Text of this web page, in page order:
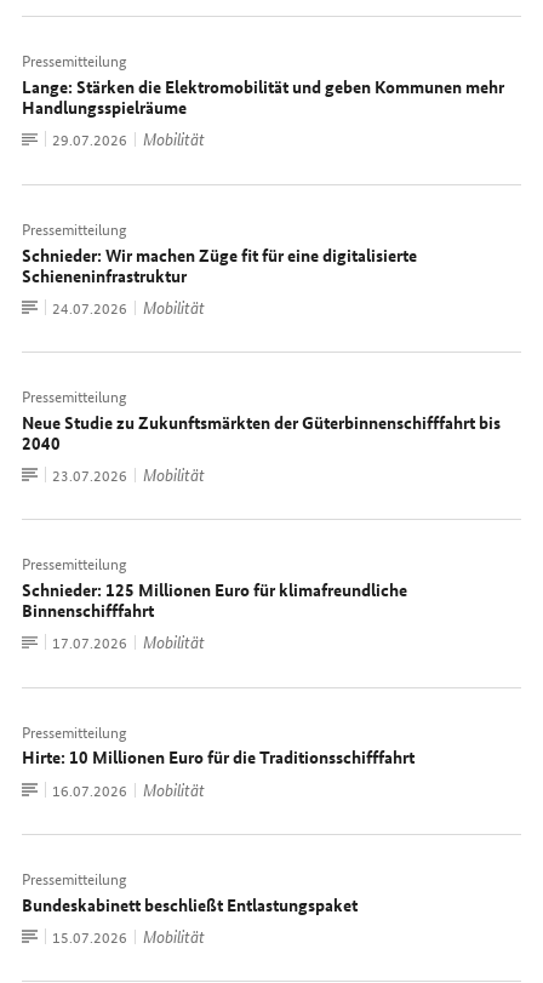
Pressemitteilung
Lange: Stärken die Elektromobilität und geben Kommunen mehr
Handlungsspielräume
Zum
Dokument
Datum:
29.07.2026 Mobilität
Pressemitteilung
Schnieder: Wir machen Züge fit für eine digitalisierte
Schieneninfrastruktur
Zum
Dokument
Datum:
24.07.2026 Mobilität
Pressemitteilung
Neue Studie zu Zukunftsmärkten der Güterbinnenschifffahrt bis
2040
Zum
Dokument
Datum:
23.07.2026 Mobilität
Pressemitteilung
Schnieder: 125 Millionen Euro für klimafreundliche
Binnenschifffahrt
Zum
Dokument
Datum:
17.07.2026 Mobilität
Pressemitteilung
Hirte: 10 Millionen Euro für die Traditionsschifffahrt
Zum
Dokument
Datum:
16.07.2026 Mobilität
Pressemitteilung
Bundeskabinett beschließt Entlastungspaket
Zum
Dokument
Datum:
15.07.2026 Mobilität